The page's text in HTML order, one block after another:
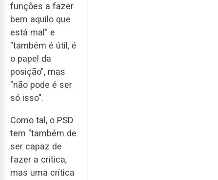
funções a fazer
bem aquilo que
está mal" e
"também é útil, é
o papel da
posição", mas
"não pode é ser
só isso".
Como tal, o PSD
tem "também de
ser capaz de
fazer a crítica,
mas uma crítica